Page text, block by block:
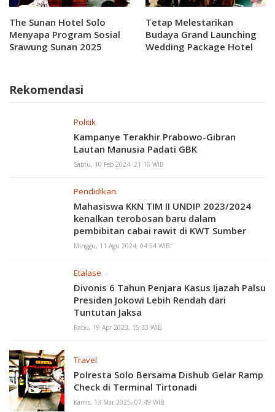
The Sunan Hotel Solo
Menyapa Program Sosial
Srawung Sunan 2025
Tetap Melestarikan
Budaya Grand Launching
Wedding Package Hotel
Rekomendasi
Politik
Kampanye Terakhir Prabowo-Gibran
Lautan Manusia Padati GBK
Sabtu, 10 Feb 2024, 21:16 WIB
Pendidikan
Mahasiswa KKN TIM II UNDIP 2023/2024
kenalkan terobosan baru dalam
pembibitan cabai rawit di KWT Sumber
Mulyo, Pakai Jamur?
Minggu, 11 Agu 2024, 04:54 WIB
Etalase
Divonis 6 Tahun Penjara Kasus Ijazah Palsu
Presiden Jokowi Lebih Rendah dari
Tuntutan Jaksa
Rabu, 19 Apr 2023, 15:33 WIB
Travel
Polresta Solo Bersama Dishub Gelar Ramp
Check di Terminal Tirtonadi
Kamis, 13 Mar 2025, 07:49 WIB